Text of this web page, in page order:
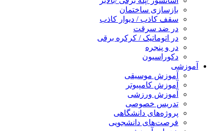
بازسازی ساختمان
سقف کاذب / دیوار کاذب
در ضد سرقت
در اتوماتیک / کرکره برقی
در و پنجره
دکوراسیون
آموزشی
آموزش موسیقی
آموزش کامپیوتر
آموزش ورزشی
تدریس خصوصی
پروژه‌های دانشگاهی
فرصت‌های دانشجویی